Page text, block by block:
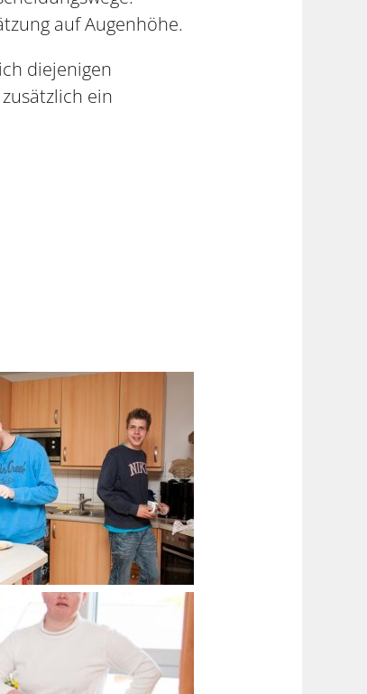
auf Augenhöhe.
diejenigen
ein